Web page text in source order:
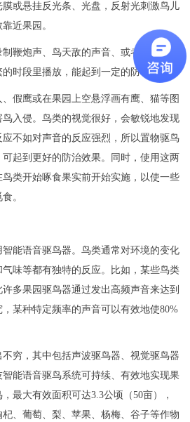
或悬挂反光条、光盘，反射光刺激鸟儿
近果园。
鞭炮声、鸟天敌的声音、或者鸟被捕时
时段里播放，能起到一定的防鸟效果。
假鹰或在果园上空悬浮画有鹰、猫等图
入侵。鸟类的视觉很好，会敏锐地发现
不如对声音的反应强烈，所以置物驱鸟
起到更好的防治效果。同时，使用这两
类开始啄食果实前开始实施，以使一些
。
能语音驱鸟器。鸟类通常对环境的变化
味等都有独特的反应。比如，某些鸟类
许多果园驱鸟器通过发出高频声音来达到
某种特定频率的声音可以有效地使80%
穷，其中包括声波驱鸟器、视觉驱鸟器
能语音驱鸟系统可持续、有效地实现果
最大有效面积可达3.3公顷（50亩），
、葡萄、梨、苹果、杨梅、谷子等作物